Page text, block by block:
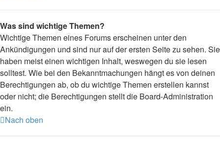
Was sind wichtige Themen?
Wichtige Themen eines Forums erscheinen unter den
Ankündigungen und sind nur auf der ersten Seite zu sehen. Sie
haben meist einen wichtigen Inhalt, weswegen du sie lesen
solltest. Wie bei den Bekanntmachungen hängt es von deinen
Berechtigungen ab, ob du wichtige Themen erstellen kannst
oder nicht; die Berechtigungen stellt die Board-Administration
ein.
Nach oben